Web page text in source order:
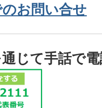
お問い合せ
じて手話で